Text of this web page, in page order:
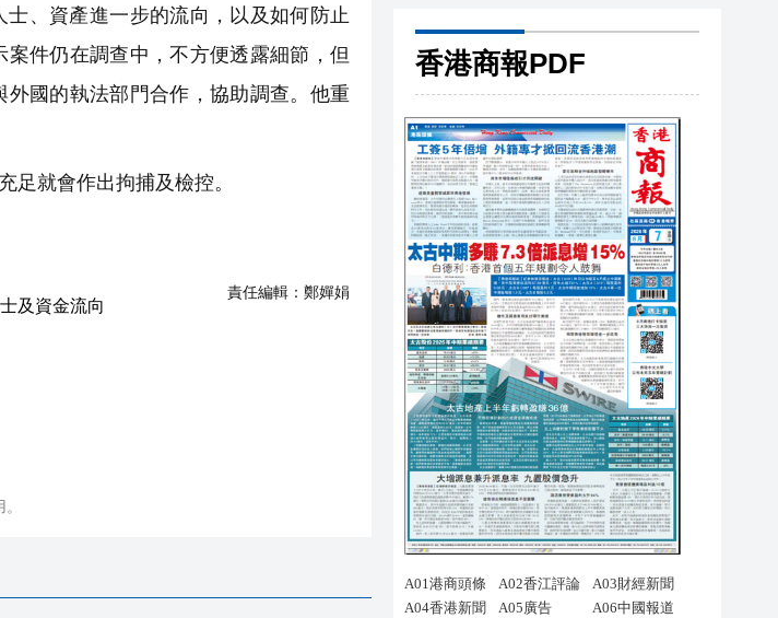
、資產進一步的流向，以及如何防止
件仍在調查中，不方便透露細節，但
國的執法部門合作，協助調查。他重
足就會作出拘捕及檢控。
責任編輯： 鄭嬋娟
香港商報PDF